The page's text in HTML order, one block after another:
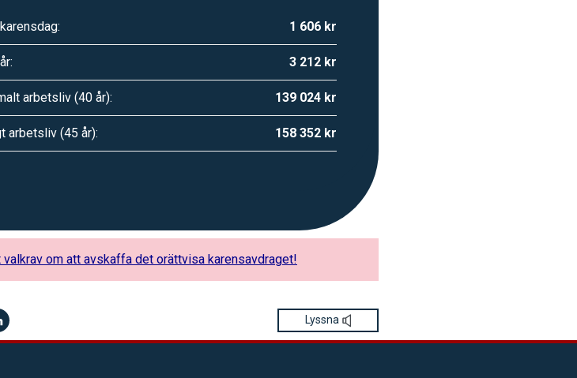
1 606 kr
3 212 kr
arbetsliv (40 år): 139 024 kr
arbetsliv (45 år): 158 352 kr
valkrav om att avskaffa det orättvisa karensavdraget!
Lyssna